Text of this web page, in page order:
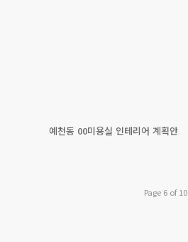
예천동 00미용실 인테리어 계획안
Page 6 of 10